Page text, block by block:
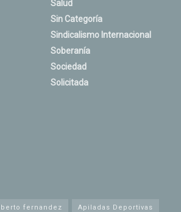
Salud
Sin Categoría
Sindicalismo Internacional
Soberanía
Sociedad
Solicitada
fernandez Apiladas Deportivas